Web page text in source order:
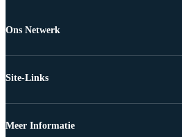
Ons Netwerk
Site-Links
Meer Informatie